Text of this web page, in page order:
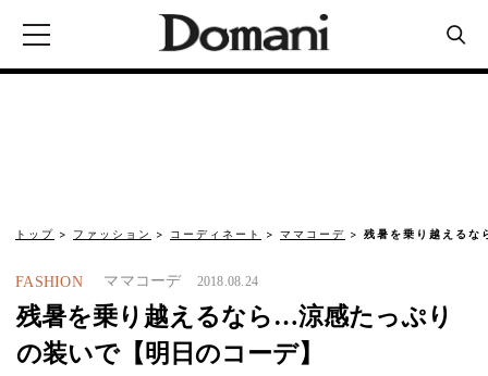
トップ ファッション コーディネート ママコーデ 残暑を乗り越えるな
FASHION ママコーデ 2018.08.24
残暑を乗り越えるなら…涼感たっぷり
の装いで【明日のコーデ】